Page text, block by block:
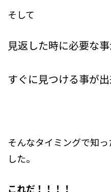
そして
見返した時に必要な事
すぐに見つける事が
そんなタイミングで知
した。
これだ！！！！